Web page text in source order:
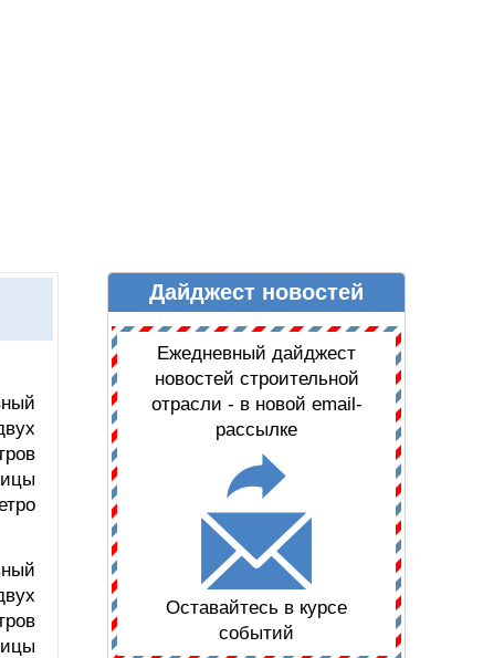
ДАЙДЖЕСТ НОВОСТЕЙДайджест новостей
Ежедневный дайджест
новостей строительной
отрасли - в новой email-
рассылке
Оставайтесь в курсе
событий